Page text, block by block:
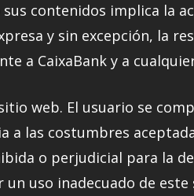
contenidos implica la
y sin excepción, la
a CaixaBank y a
web. El usuario se
a las costumbres
o perjudicial para la
uso inadecuado de